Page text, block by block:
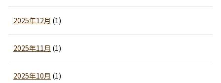
2025年12月 (1)
2025年11月 (1)
2025年10月 (1)